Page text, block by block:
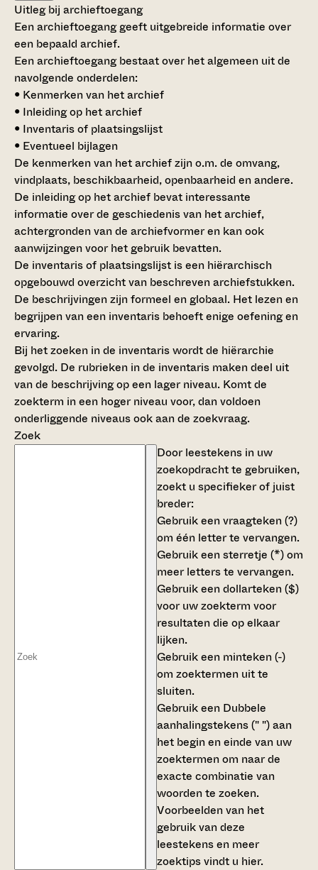
Uitleg bij archieftoegang
Een archieftoegang geeft uitgebreide informatie over
een bepaald archief.
Een archieftoegang bestaat over het algemeen uit de
navolgende onderdelen:
• Kenmerken van het archief
• Inleiding op het archief
• Inventaris of plaatsingslijst
• Eventueel bijlagen
De kenmerken van het archief zijn o.m. de omvang,
vindplaats, beschikbaarheid, openbaarheid en andere.
De inleiding op het archief bevat interessante
informatie over de geschiedenis van het archief,
achtergronden van de archiefvormer en kan ook
aanwijzingen voor het gebruik bevatten.
De inventaris of plaatsingslijst is een hiërarchisch
opgebouwd overzicht van beschreven archiefstukken.
De beschrijvingen zijn formeel en globaal. Het lezen en
begrijpen van een inventaris behoeft enige oefening en
ervaring.
Bij het zoeken in de inventaris wordt de hiërarchie
gevolgd. De rubrieken in de inventaris maken deel uit
van de beschrijving op een lager niveau. Komt de
zoekterm in een hoger niveau voor, dan voldoen
onderliggende niveaus ook aan de zoekvraag.
Zoek
Door leestekens in uw
zoekopdracht te gebruiken,
zoekt u specifieker of juist
breder:
Gebruik eenvraagteken (?)
om één letter te vervangen.
Gebruik eensterretje (*)om
meer letters te vervangen.
Gebruik eendollarteken ($)
voor uw zoekterm voor
resultaten die op elkaar
lijken.
Gebruik een minteken (-)
om zoektermen uit te
sluiten.
Gebruik een Dubbele
aanhalingstekens (" ")aan
het begin en einde van uw
zoektermen om naar de
exacte combinatie van
woorden te zoeken.
Voorbeelden van het
gebruik van deze
leestekens en meer
zoektips vindt u hier.